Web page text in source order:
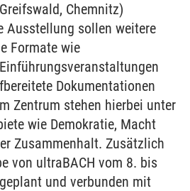
Chemnitz)
Ausstellung sollen weitere
Formate wie
Dokumentationen
Zentrum stehen hierbei unter
wie Demokratie, Macht
Zusammenhalt. Zusätzlich
von ultraBACH vom 8. bis
und verbunden mit